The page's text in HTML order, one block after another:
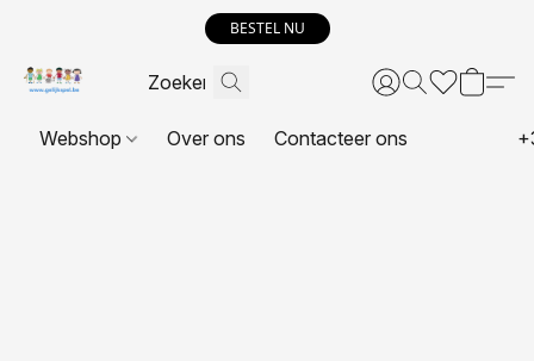
BESTEL NU
Webshop Over ons Contacteer ons